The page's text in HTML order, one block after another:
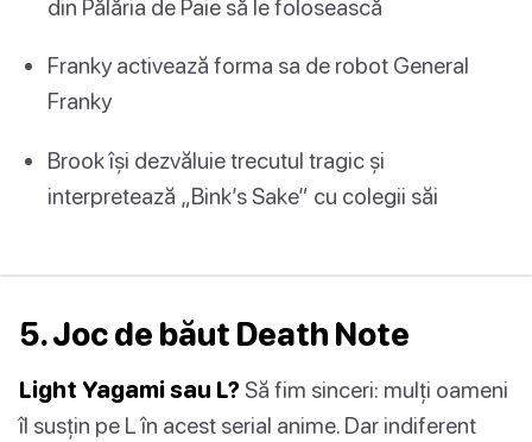
din Pălăria de Paie să le folosească
Franky activează forma sa de robot General
Franky
Brook își dezvăluie trecutul tragic și
interpretează „Bink’s Sake” cu colegii săi
5. Joc de băut Death Note
Light Yagami sau L? Să fim sinceri: mulți oameni
îl susțin pe L în acest serial anime. Dar indiferent